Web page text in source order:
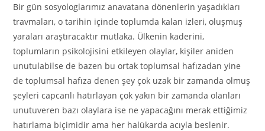
Bir gün sosyologlarımız anavatana dönenlerin yaşadıkları
travmaları, o tarihin içinde toplumda kalan izleri, oluşmuş
yaraları araştıracaktır mutlaka. Ülkenin kaderini,
toplumların psikolojisini etkileyen olaylar, kişiler aniden
unutulabilse de bazen bu ortak toplumsal hafızadan yine
de toplumsal hafıza denen şey çok uzak bir zamanda olmuş
şeyleri capcanlı hatırlayan çok yakın bir zamanda olanları
unutuveren bazı olaylara ise ne yapacağını merak ettiğimiz
hatırlama biçimidir ama her halükarda acıyla beslenir.